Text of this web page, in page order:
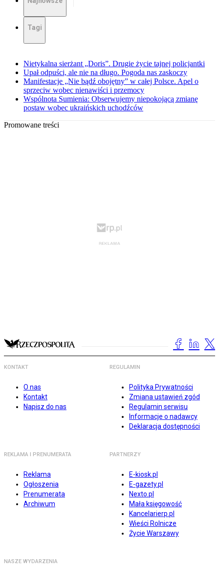
Tagi
Nietykalna sierżant „Doris”. Drugie życie tajnej policjantki
Upał odpuści, ale nie na długo. Pogoda nas zaskoczy
Manifestacje „Nie bądź obojętny” w całej Polsce. Apel o
sprzeciw wobec nienawiści i przemocy
Wspólnota Sumienia: Obserwujemy niepokojącą zmianę
postaw wobec ukraińskich uchodźców
Promowane treści
KONTAKT
O nas
Kontakt
Napisz do nas
REGULAMIN
Polityka Prywatności
Zmiana ustawień zgód
Regulamin serwisu
Informacje o nadawcy
Deklaracja dostępności
REKLAMA I PRENUMERATA
Reklama
Ogłoszenia
Prenumerata
Archiwum
PARTNERZY
E-kiosk.pl
E-gazety.pl
Nexto.pl
Mała księgowość
Kancelarierp.pl
Wieści Rolnicze
Życie Warszawy
NASZE WYDARZENIA